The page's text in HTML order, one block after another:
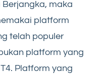
maka
platform
telah populer
platform yang
Platform yang